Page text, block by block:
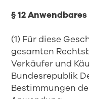
§ 12
(1) Für diese
gesamten
Verkäufer und
Bundesrepublik
Bestimmungen